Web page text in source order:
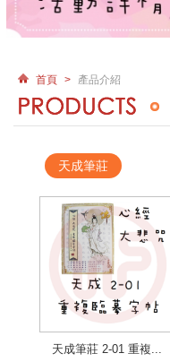
首頁 > 產品介紹
天成筆莊
天成筆莊 2-01 重複...